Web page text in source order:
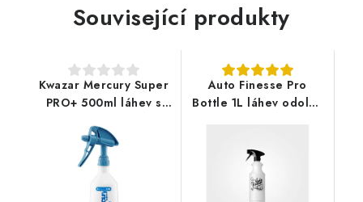
Související produkty
Kwazar Mercury Super
PRO+ 500ml láhev s
Auto Finesse Pro
Bottle 1L láhev odolná